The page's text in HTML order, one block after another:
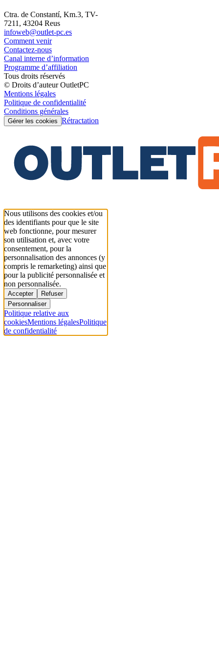
Ctra. de Constantí, Km.3, TV-
7211, 43204 Reus
infoweb@outlet-pc.es
Comment venir
Contactez-nous
Canal interne d’information
Programme d’affiliation
Tous droits réservés
© Droits d’auteur OutletPC
Mentions légales
Politique de confidentialité
Conditions générales
Gérer les cookies Rétractation
Nous utilisons des cookies et/ou
des identifiants pour que le site
web fonctionne, pour mesurer
son utilisation et, avec votre
consentement, pour la
personnalisation des annonces (y
compris le remarketing) ainsi que
pour la publicité personnalisée et
non personnalisée.
Accepter
Refuser
Personnaliser
Politique relative aux
cookiesMentions légalesPolitique
de confidentialité